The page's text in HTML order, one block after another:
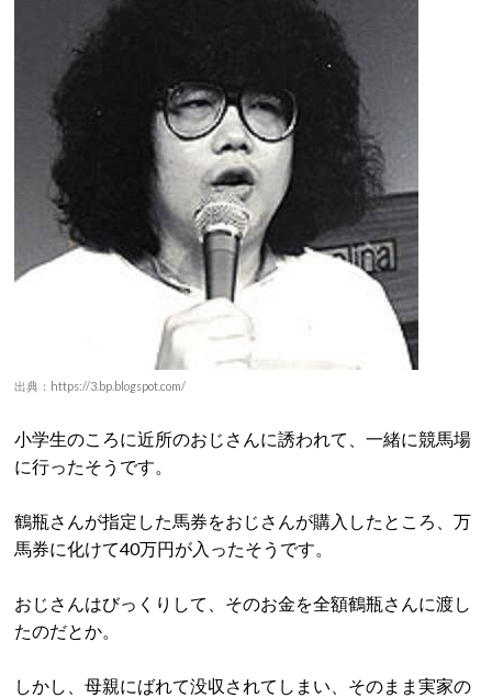
出典：https://3.bp.blogspot.com/
小学生のころに近所のおじさんに誘われて、一緒に競馬場
に行ったそうです。
鶴瓶さんが指定した馬券をおじさんが購入したところ、万
馬券に化けて40万円が入ったそうです。
おじさんはびっくりして、そのお金を全額鶴瓶さんに渡し
たのだとか。
しかし、母親にばれて没収されてしまい、そのまま実家の